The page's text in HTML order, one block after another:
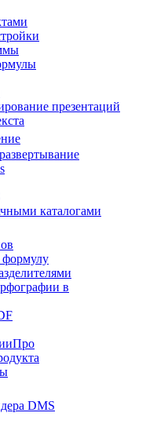
презентаций
каталогами
в
DMS